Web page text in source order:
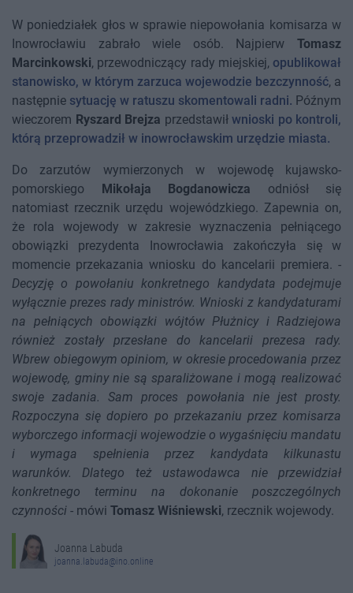
W poniedziałek głos w sprawie niepowołania komisarza w
Inowrocławiu zabrało wiele osób. Najpierw Tomasz
Marcinkowski, przewodniczący rady miejskiej, opublikował
stanowisko, w którym zarzuca wojewodzie bezczynność, a
następnie sytuację w ratuszu skomentowali radni. Późnym
wieczorem Ryszard Brejza przedstawił wnioski po kontroli,
którą przeprowadził w inowrocławskim urzędzie miasta.
Do zarzutów wymierzonych w wojewodę kujawsko-
pomorskiego
Mikołaja Bogdanowicza odniósł się
natomiast rzecznik urzędu wojewódzkiego. Zapewnia on,
że rola wojewody w zakresie wyznaczenia pełniącego
obowiązki prezydenta Inowrocławia zakończyła się w
momencie przekazania wniosku do kancelarii premiera. -
Decyzję o powołaniu konkretnego kandydata podejmuje
wyłącznie prezes rady ministrów. Wnioski z kandydaturami
na pełniących obowiązki wójtów Płużnicy i Radziejowa
również zostały przesłane do kancelarii prezesa rady.
Wbrew obiegowym opiniom, w okresie procedowania przez
wojewodę, gminy nie są sparaliżowane i mogą realizować
swoje zadania. Sam proces powołania nie jest prosty.
Rozpoczyna się dopiero po przekazaniu przez komisarza
wyborczego informacji wojewodzie o wygaśnięciu mandatu
i wymaga spełnienia przez kandydata kilkunastu
warunków. Dlatego też ustawodawca nie przewidział
konkretnego terminu na dokonanie poszczególnych
czynności - mówi Tomasz Wiśniewski, rzecznik wojewody.
Joanna Labuda
joanna.labuda@ino.online